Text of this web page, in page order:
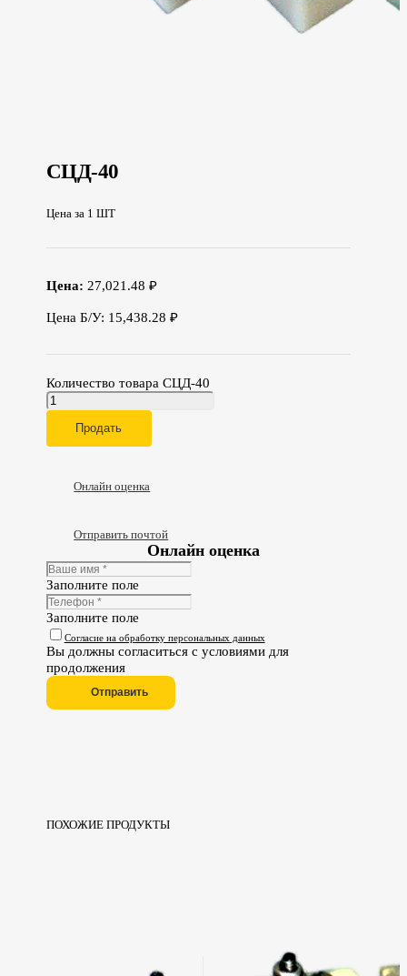
СЦД-40
Цена за 1 ШТ
Цена: 27,021.48 ₽
Цена Б/У: 15,438.28 ₽
Количество товара СЦД-40
Продать
Онлайн оценка
Отправить почтой
Онлайн оценка
Заполните поле
Заполните поле
Согласие на обработку персональных данных
Вы должны согласиться с условиями для
продолжения
Отправить
ПОХОЖИЕ ПРОДУКТЫ